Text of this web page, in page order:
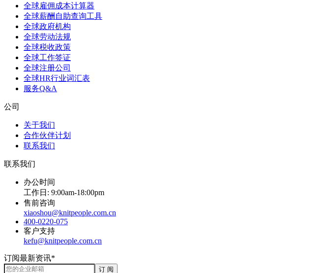
全球雇佣成本计算器
全球薪酬自助查询工具
全球政府机构
全球劳动法规
全球税收政策
全球工作签证
全球注册公司
全球HR行业词汇表
服务Q&A
公司
关于我们
合作伙伴计划
联系我们
联系我们
办公时间
工作日: 9:00am-18:00pm
售前咨询
xiaoshou@knitpeople.com.cn
400-0220-075
客户支持
kefu@knitpeople.com.cn
订阅最新资讯*
订 阅